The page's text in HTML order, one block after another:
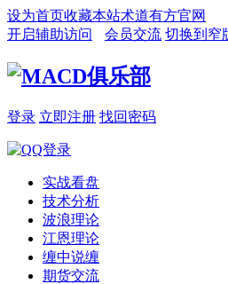
设为首页收藏本站术道有方官网
开启辅助访问
会员交流 切换到窄
登录 立即注册 找回密码
实战看盘
技术分析
波浪理论
江恩理论
缠中说缠
期货交流